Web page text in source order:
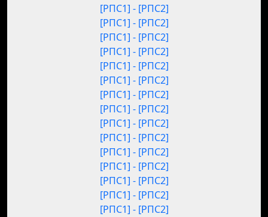
[РПС1] - [РПС2]
[РПС1] - [РПС2]
[РПС1] - [РПС2]
[РПС1] - [РПС2]
[РПС1] - [РПС2]
[РПС1] - [РПС2]
[РПС1] - [РПС2]
[РПС1] - [РПС2]
[РПС1] - [РПС2]
[РПС1] - [РПС2]
[РПС1] - [РПС2]
[РПС1] - [РПС2]
[РПС1] - [РПС2]
[РПС1] - [РПС2]
[РПС1] - [РПС2]